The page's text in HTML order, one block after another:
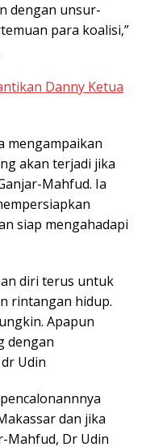
dengan unsur-
para koalisi,”
Danny Ketua
mengampaikan
akan terjadi jika
Mahfud. Ia
siap mengahadapi
diri terus untuk
rintangan hidup.
Apapun
dengan
Udin
dan jika
Mahfud, Dr Udin